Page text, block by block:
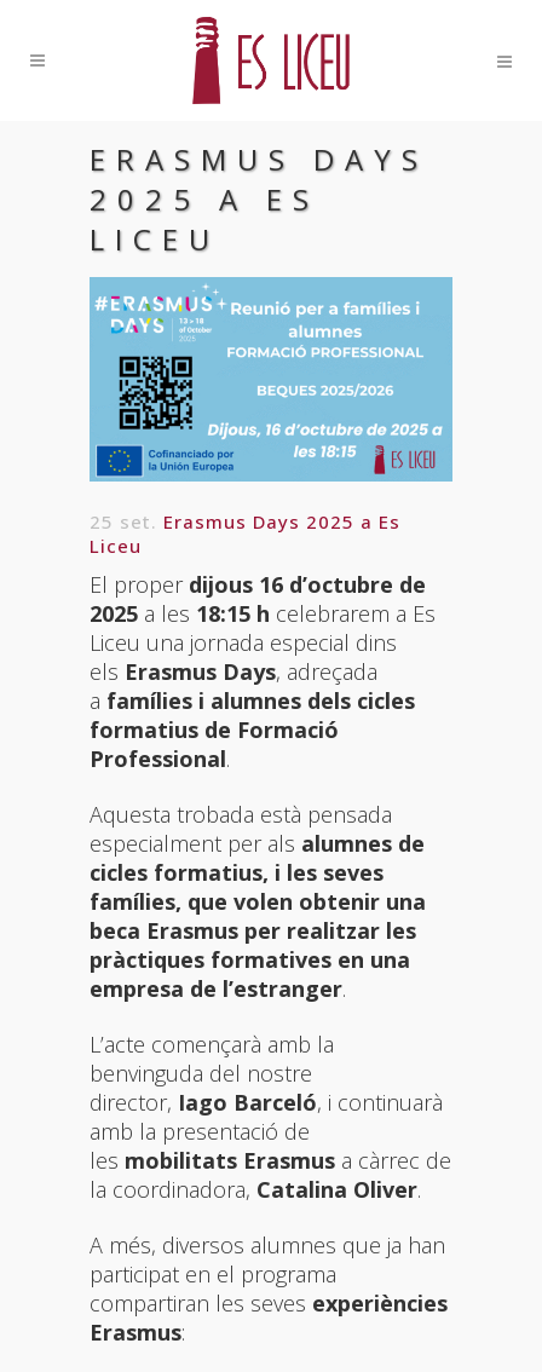
ERASMUS DAYS
2025 A ES
LICEU
25 set. Erasmus Days 2025 a Es
Liceu
El proper dijous 16 d’octubre de
2025 a les 18:15 h celebrarem a Es
Liceu una jornada especial dins
els Erasmus Days, adreçada
a famílies i alumnes dels cicles
formatius de Formació
Professional.
Aquesta trobada està pensada
especialment per als alumnes de
cicles formatius, i les seves
famílies, que volen obtenir una
beca Erasmus per realitzar les
pràctiques formatives en una
empresa de l’estranger.
L’acte començarà amb la
benvinguda del nostre
director, Iago Barceló, i continuarà
amb la presentació de
les mobilitats Erasmus a càrrec de
la coordinadora, Catalina Oliver.
A més, diversos alumnes que ja han
participat en el programa
compartiran les seves experiències
Erasmus: